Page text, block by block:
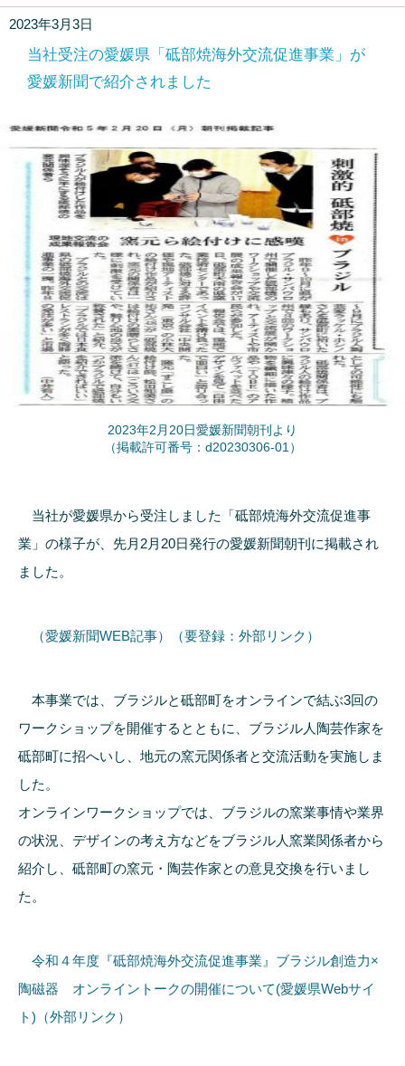
2023年3月3日
当社受注の愛媛県「砥部焼海外交流促進事業」が
愛媛新聞で紹介されました
2023年2月20日愛媛新聞朝刊より
（掲載許可番号：d20230306-01）
当社が愛媛県から受注しました「砥部焼海外交流促進事
業」の様子が、先月2月20日発行の愛媛新聞朝刊に掲載され
ました。
（愛媛新聞WEB記事）（要登録：外部リンク）
本事業では、ブラジルと砥部町をオンラインで結ぶ3回の
ワークショップを開催するとともに、ブラジル人陶芸作家を
砥部町に招へいし、地元の窯元関係者と交流活動を実施しま
した。
オンラインワークショップでは、ブラジルの窯業事情や業界
の状況、デザインの考え方などをブラジル人窯業関係者から
紹介し、砥部町の窯元・陶芸作家との意見交換を行いまし
た。
令和４年度『砥部焼海外交流促進事業』ブラジル創造力×
陶磁器 オンライントークの開催について(愛媛県Webサイ
ト)（外部リンク）